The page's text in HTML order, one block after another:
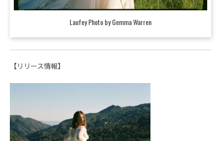
Laufey Photo by Gemma Warren
【リリース情報】